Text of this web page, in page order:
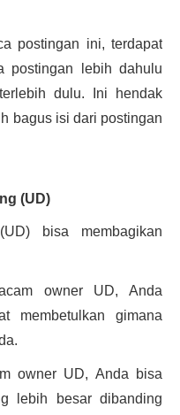
postingan ini, terdapat
postingan lebih dahulu
dulu. Ini hendak
bagus isi dari postingan
(UD)
bisa membagikan
owner UD, Anda
membetulkan gimana
owner UD, Anda bisa
lebih besar dibanding